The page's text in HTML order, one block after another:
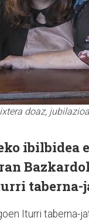
doaz,
ibilbidea
taberna-
Iturri